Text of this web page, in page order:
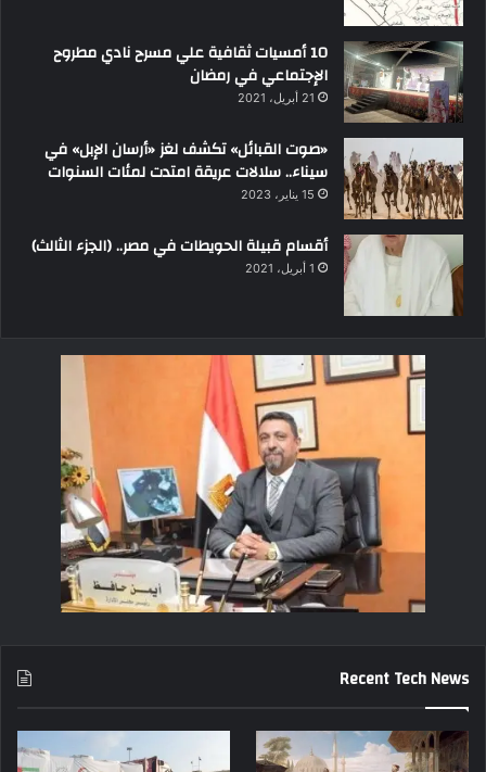
10 أمسيات ثقافية علي مسرح نادي مطروح
الإجتماعي في رمضان
21 أبريل، 2021
«صوت القبائل» تكشف لغز «أرسان الإبل» في
سيناء.. سلالات عريقة امتدت لمئات السنوات
15 يناير، 2023
أقسام قبيلة الحويطات في مصر.. (الجزء الثالث)
1 أبريل، 2021
Recent Tech News